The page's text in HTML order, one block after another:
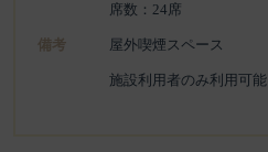
備考
席数：24席
屋外喫煙スペース
施設利用者のみ利用可能